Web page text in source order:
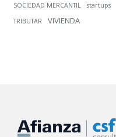
SOCIEDAD MERCANTIL startups
TRIBUTAR
VIVIENDA